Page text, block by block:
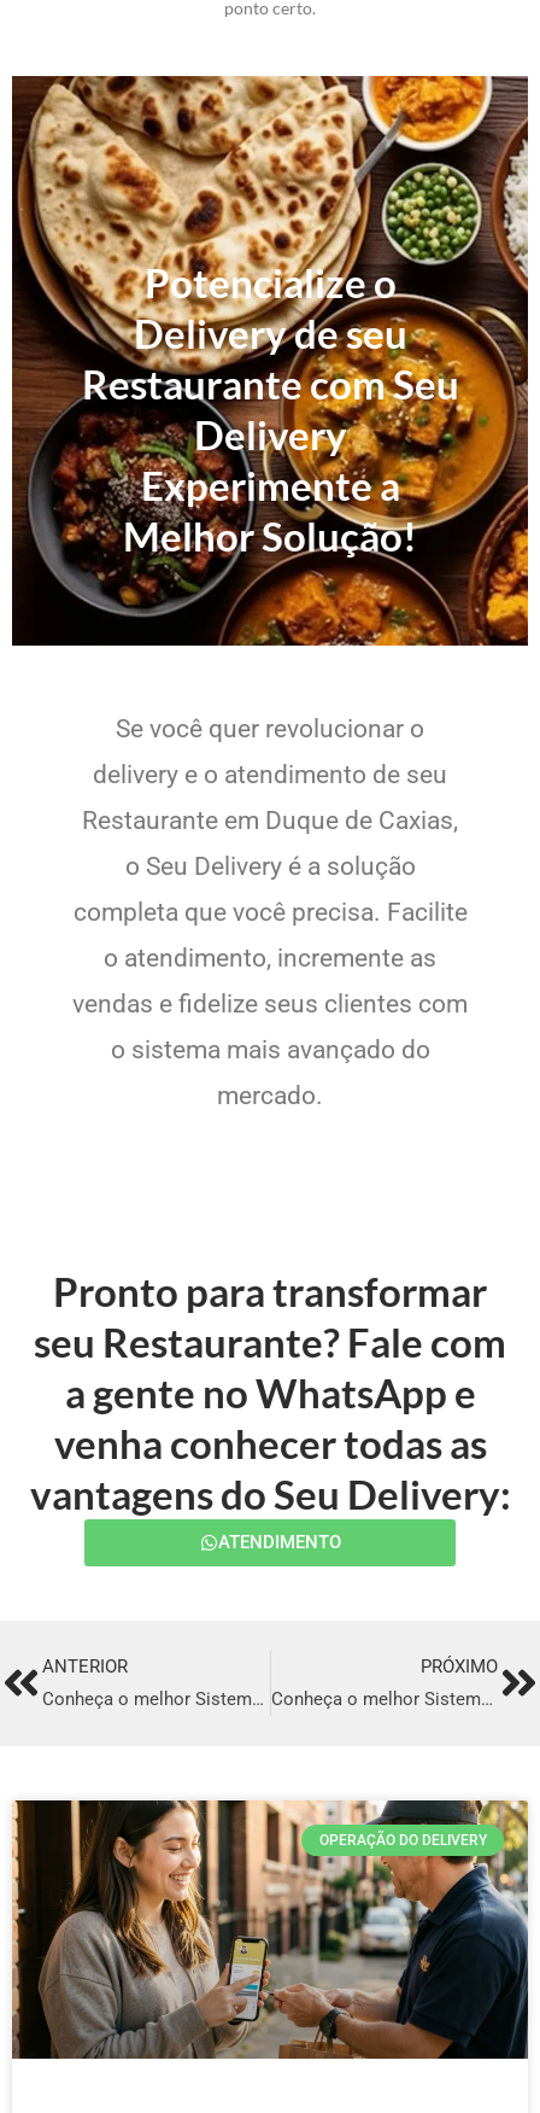
ponto certo.
Potencialize o
Delivery de seu
Restaurante com Seu
Delivery
Experimente a
Melhor Solução!
Se você quer revolucionar o
delivery e o atendimento de seu
Restaurante em Duque de Caxias,
o Seu Delivery é a solução
completa que você precisa. Facilite
o atendimento, incremente as
vendas e fidelize seus clientes com
o sistema mais avançado do
mercado.
Pronto para transformar
seu Restaurante? Fale com
a gente no WhatsApp e
venha conhecer todas as
vantagens do Seu Delivery:
ATENDIMENTO
PrevANTERIOR
Conheça o melhor Sistema para Delivery em Maceió
PRÓXIMO
Conheça o melhor Sistema para Delivery em Teresina
OPERAÇÃO DO DELIVERY